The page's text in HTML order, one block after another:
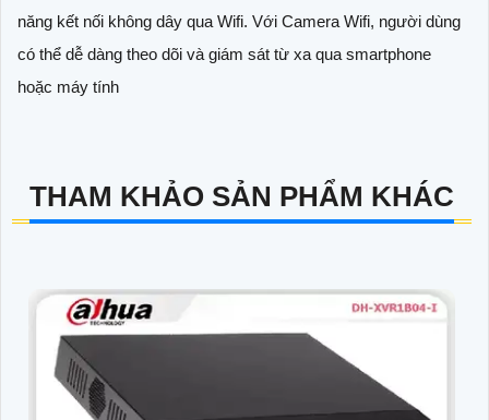
năng kết nối không dây qua Wifi. Với Camera Wifi, người dùng
có thể dễ dàng theo dõi và giám sát từ xa qua smartphone
hoặc máy tính
THAM KHẢO SẢN PHẨM KHÁC